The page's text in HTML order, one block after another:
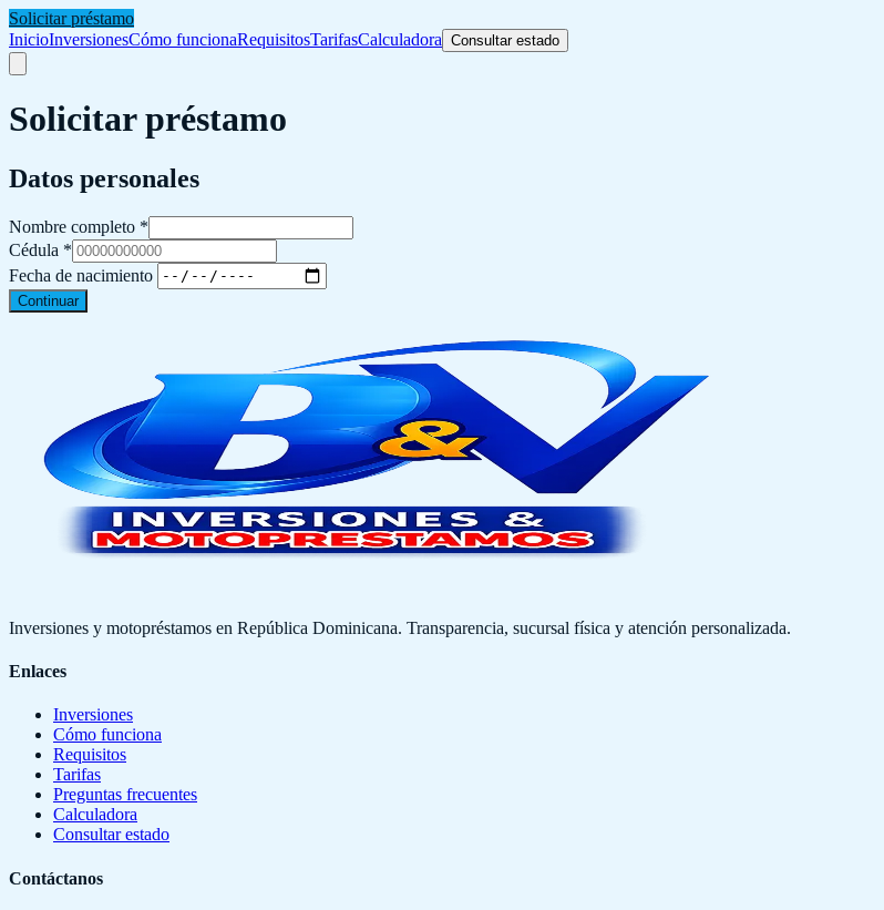
Solicitar préstamo
InicioInversionesCómo funcionaRequisitosTarifasCalculadora Consultar estado
Solicitar préstamo
Datos personales
Nombre completo *
Cédula *
Fecha de nacimiento
Continuar
Inversiones y motopréstamos en República Dominicana. Transparencia, sucursal física y atención personalizada.
Enlaces
Inversiones
Cómo funciona
Requisitos
Tarifas
Preguntas frecuentes
Calculadora
Consultar estado
Contáctanos